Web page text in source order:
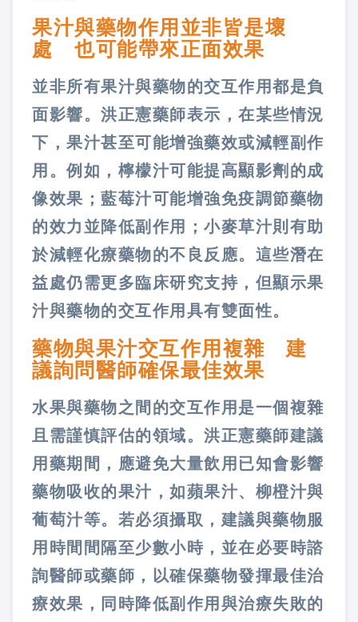
果汁與藥物作用並非皆是壞
處 也可能帶來正面效果
並非所有果汁與藥物的交互作用都是負
面影響。洪正憲藥師表示，在某些情況
下，果汁甚至可能增強藥效或減輕副作
用。例如，檸檬汁可能提高顯影劑的成
像效果；藍莓汁可能增強免疫調節藥物
的效力並降低副作用；小麥草汁則有助
於減輕化療藥物的不良反應。這些潛在
益處仍需更多臨床研究支持，但顯示果
汁與藥物的交互作用具有雙面性。
藥物與果汁交互作用複雜 建
議詢問醫師確保最佳效果
水果與藥物之間的交互作用是一個複雜
且需謹慎評估的領域。洪正憲藥師建議
用藥期間，應避免大量飲用已知會影響
藥物吸收的果汁，如蘋果汁、柳橙汁與
葡萄汁等。若必須攝取，建議與藥物服
用時間間隔至少數小時，並在必要時諮
詢醫師或藥師，以確保藥物發揮最佳治
療效果，同時降低副作用與治療失敗的